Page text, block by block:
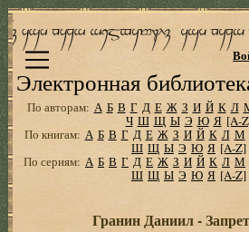
Электронная
По авторам: А Б В Г Д Е Ж З И Й К Л
Ч Ш Щ Ы Э Ю Я [A-
По книгам: А Б В Г Д Е Ж З И Й К Л М
Ш Щ Ы Э Ю Я [A-Z]
По сериям: А Б В Г Д Е Ж З И Й К Л М
Ш Щ Ы Э Ю Я [A-Z]
Гранин Даниил -